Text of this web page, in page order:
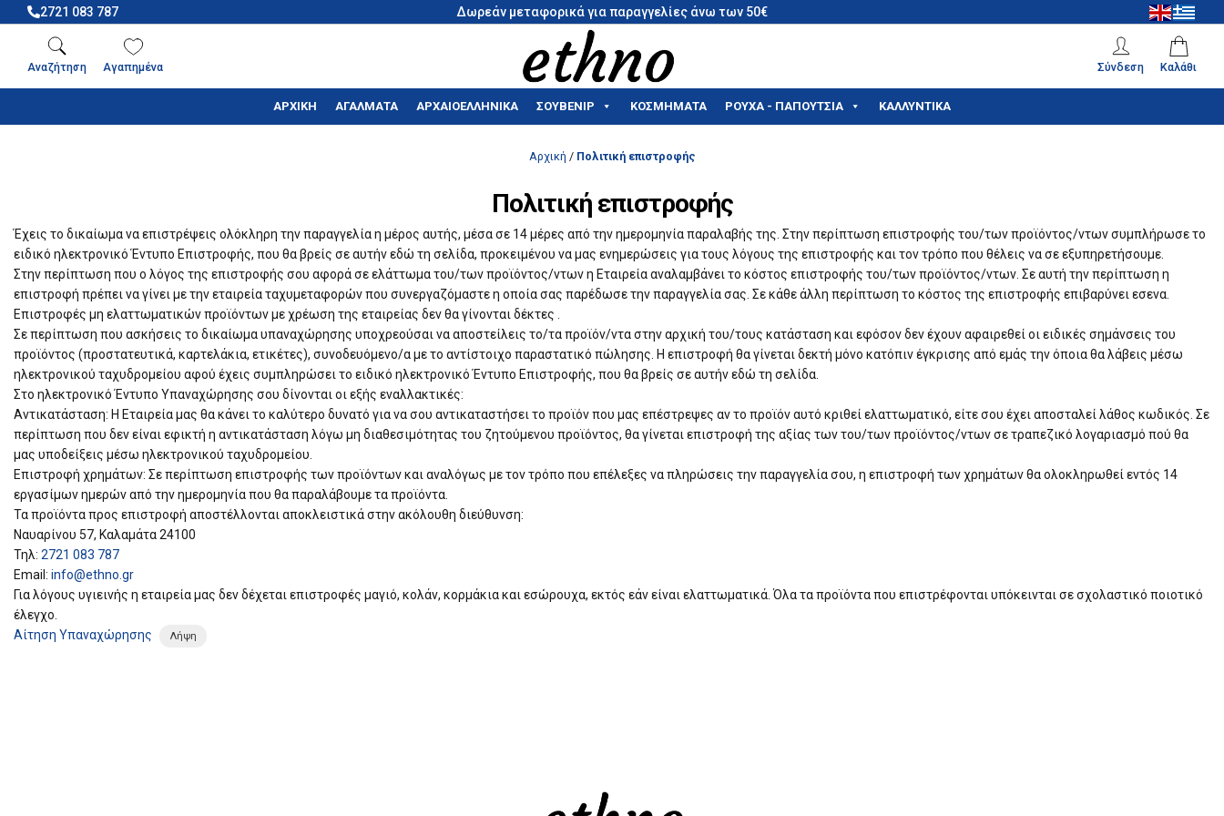
2721 083 787 Δωρεάν μεταφορικά για παραγγελίες άνω των 50€
Αναζήτηση Αγαπημένα Σύνδεση Καλάθι
ΑΡΧΙΚΗ ΑΓΑΛΜΑΤΑ ΑΡΧΑΙΟΕΛΛΗΝΙΚΑ ΣΟΥΒΕΝΊΡ ΚΟΣΜΗΜΑΤΑ ΡΟΥΧΑ - ΠΑΠΟΥΤΣΙΑ ΚΑΛΛΥΝΤΙΚΑ
Αρχική / Πολιτική επιστροφής
Πολιτική επιστροφής
Έχεις το δικαίωμα να επιστρέψεις ολόκληρη την παραγγελία η μέρος αυτής, μέσα σε 14 μέρες από την ημερομηνία παραλαβής της. Στην περίπτωση επιστροφής του/των προϊόντος/ντων συμπλήρωσε το
ειδικό ηλεκτρονικό Έντυπο Επιστροφής, που θα βρείς σε αυτήν εδώ τη σελίδα, προκειμένου να μας ενημερώσεις για τους λόγους της επιστροφής και τον τρόπο που θέλεις να σε εξυπηρετήσουμε.
Στην περίπτωση που ο λόγος της επιστροφής σου αφορά σε ελάττωμα του/των προϊόντος/ντων η Εταιρεία αναλαμβάνει το κόστος επιστροφής του/των προϊόντος/ντων. Σε αυτή την περίπτωση η
επιστροφή πρέπει να γίνει με την εταιρεία ταχυμεταφορών που συνεργαζόμαστε η οποία σας παρέδωσε την παραγγελία σας. Σε κάθε άλλη περίπτωση το κόστος της επιστροφής επιβαρύνει εσενα.
Επιστροφές μη ελαττωματικών προϊόντων με χρέωση της εταιρείας δεν θα γίνονται δέκτες .
Σε περίπτωση που ασκήσεις το δικαίωμα υπαναχώρησης υποχρεούσαι να αποστείλεις το/τα προϊόν/ντα στην αρχική του/τους κατάσταση και εφόσον δεν έχουν αφαιρεθεί οι ειδικές σημάνσεις του
προϊόντος (προστατευτικά, καρτελάκια, ετικέτες), συνοδευόμενο/α με το αντίστοιχο παραστατικό πώλησης. Η επιστροφή θα γίνεται δεκτή μόνο κατόπιν έγκρισης από εμάς την όποια θα λάβεις μέσω
ηλεκτρονικού ταχυδρομείου αφού έχεις συμπληρώσει το ειδικό ηλεκτρονικό Έντυπο Επιστροφής, που θα βρείς σε αυτήν εδώ τη σελίδα.
Στο ηλεκτρονικό Έντυπο Υπαναχώρησης σου δίνονται οι εξής εναλλακτικές:
Αντικατάσταση: Η Εταιρεία μας θα κάνει το καλύτερο δυνατό για να σου αντικαταστήσει το προϊόν που μας επέστρεψες αν το προϊόν αυτό κριθεί ελαττωματικό, είτε σου έχει αποσταλεί λάθος κωδικός. Σε
περίπτωση που δεν είναι εφικτή η αντικατάσταση λόγω μη διαθεσιμότητας του ζητούμενου προϊόντος, θα γίνεται επιστροφή της αξίας των του/των προϊόντος/ντων σε τραπεζικό λογαριασμό πού θα
μας υποδείξεις μέσω ηλεκτρονικού ταχυδρομείου.
Επιστροφή χρημάτων: Σε περίπτωση επιστροφής των προϊόντων και αναλόγως με τον τρόπο που επέλεξες να πληρώσεις την παραγγελία σου, η επιστροφή των χρημάτων θα ολοκληρωθεί εντός 14
εργασίμων ημερών από την ημερομηνία που θα παραλάβουμε τα προϊόντα.
Τα προϊόντα προς επιστροφή αποστέλλονται αποκλειστικά στην ακόλουθη διεύθυνση:
Ναυαρίνου 57, Καλαμάτα 24100
Τηλ: 2721 083 787
Email: info@ethno.gr
Για λόγους υγιεινής η εταιρεία μας δεν δέχεται επιστροφές μαγιό, κολάν, κορμάκια και εσώρουχα, εκτός εάν είναι ελαττωματικά. Όλα τα προϊόντα που επιστρέφονται υπόκεινται σε σχολαστικό ποιοτικό
έλεγχο.
Αίτηση Υπαναχώρησης
Λήψη